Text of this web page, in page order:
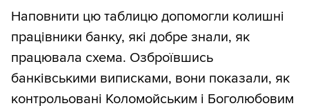
Наповнити цю таблицю допомогли колишні
працівники банку, які добре знали, як
працювала схема. Озброївшись
банківськими виписками, вони показали, як
контрольовані Коломойським і Боголюбовим